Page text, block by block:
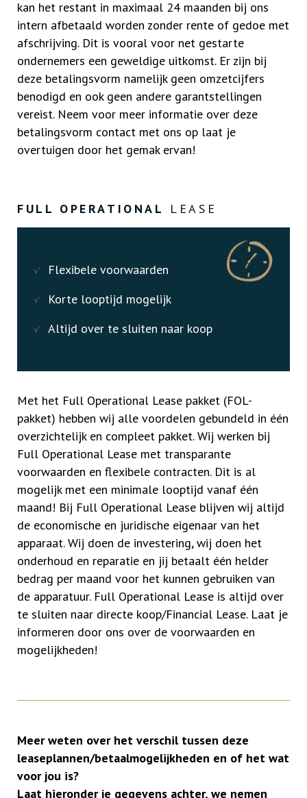
kan het restant in maximaal 24 maanden bij ons
intern afbetaald worden zonder rente of gedoe met
afschrijving. Dit is vooral voor net gestarte
ondernemers een geweldige uitkomst. Er zijn bij
deze betalingsvorm namelijk geen omzetcijfers
benodigd en ook geen andere garantstellingen
vereist. Neem voor meer informatie over deze
betalingsvorm contact met ons op laat je
overtuigen door het gemak ervan!
FULL OPERATIONAL LEASE
Flexibele voorwaarden
Korte looptijd mogelijk
Altijd over te sluiten naar koop
Met het Full Operational Lease pakket (FOL-
pakket) hebben wij alle voordelen gebundeld in één
overzichtelijk en compleet pakket. Wij werken bij
Full Operational Lease met transparante
voorwaarden en flexibele contracten. Dit is al
mogelijk met een minimale looptijd vanaf één
maand! Bij Full Operational Lease blijven wij altijd
de economische en juridische eigenaar van het
apparaat. Wij doen de investering, wij doen het
onderhoud en reparatie en jij betaalt één helder
bedrag per maand voor het kunnen gebruiken van
de apparatuur. Full Operational Lease is altijd over
te sluiten naar directe koop/Financial Lease. Laat je
informeren door ons over de voorwaarden en
mogelijkheden!
Meer weten over het verschil tussen deze
leaseplannen/betaalmogelijkheden en of het wat
voor jou is?
Laat hieronder je gegevens achter, we nemen